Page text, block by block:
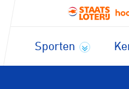
Sporten